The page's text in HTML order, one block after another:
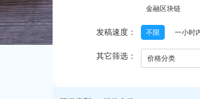
金融区块链
发稿速度： 不限 一小时
其它筛选： 价格分类